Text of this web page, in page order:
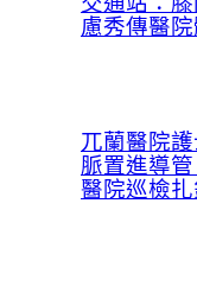
慮秀傳醫
兀蘭醫院
脈置進導
醫院巡檢